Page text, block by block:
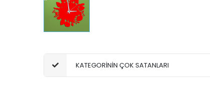
KATEGORİNİN ÇOK SATANLARI